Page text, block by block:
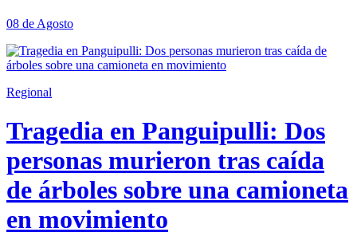
08 de Agosto
Regional
Tragedia en Panguipulli: Dos
personas murieron tras caída
de árboles sobre una camioneta
en movimiento